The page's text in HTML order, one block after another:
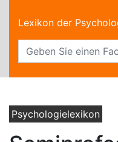
Lexikon der
Psychologielexikon